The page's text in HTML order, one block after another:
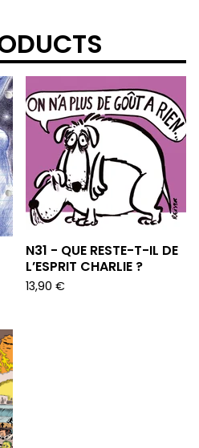
N31 - QUE RESTE-T-IL DE
L’ESPRIT CHARLIE ?
13,90 €